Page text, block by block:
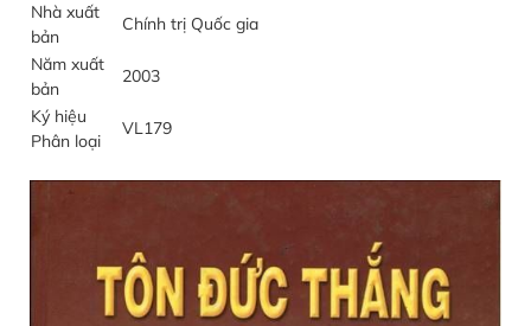
Nhà xuất
bản
Chính trị Quốc gia
Năm xuất
bản
2003
Ký hiệu
Phân loại
VL179